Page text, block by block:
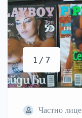
1 / 7
Частно лице